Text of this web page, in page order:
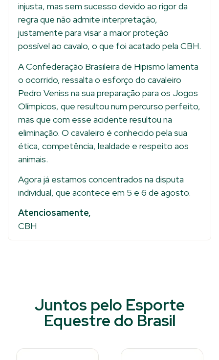
injusta, mas sem sucesso devido ao rigor da
regra que não admite interpretação,
justamente para visar a maior proteção
possível ao cavalo, o que foi acatado pela CBH.
A Confederação Brasileira de Hipismo lamenta
o ocorrido, ressalta o esforço do cavaleiro
Pedro Veniss na sua preparação para os Jogos
Olímpicos, que resultou num percurso perfeito,
mas que com esse acidente resultou na
eliminação. O cavaleiro é conhecido pela sua
ética, competência, lealdade e respeito aos
animais.
Agora já estamos concentrados na disputa
individual, que acontece em 5 e 6 de agosto.
Atenciosamente,
CBH
Juntos pelo Esporte
Equestre do Brasil